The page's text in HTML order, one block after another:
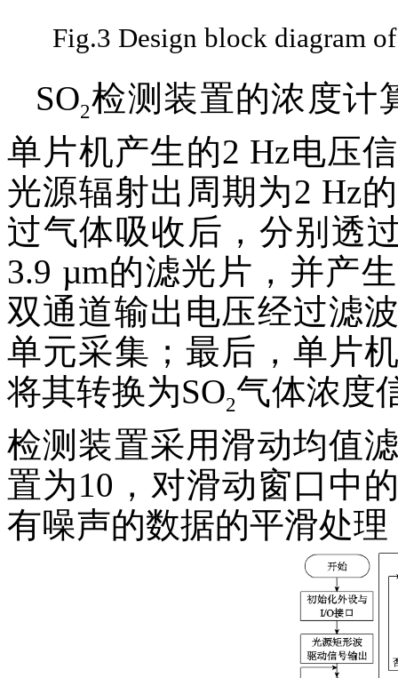
Fig.3 Design block diagram
SO2检测装置的浓度计
单片机产生的2 Hz电压
光源辐射出周期为2 Hz
过气体吸收后，分别透
3.9 µm的滤光片，并产
双通道输出电压经过滤
单元采集；最后，单片
将其转换为SO2气体浓度
检测装置采用滑动均值
置为10，对滑动窗口中
有噪声的数据的平滑处